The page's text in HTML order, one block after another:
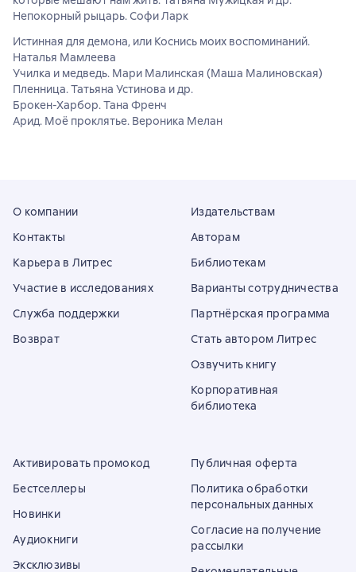
Непокорный рыцарь. Софи Ларк
Истинная для демона, или Коснись моих воспоминаний.
Наталья Мамлеева
Училка и медведь. Мари Малинская (Маша Малиновская)
Пленница. Татьяна Устинова и др.
Брокен-Харбор. Тана Френч
Арид. Моё проклятье. Вероника Мелан
О компании
Контакты
Карьера в Литрес
Участие в исследованиях
Служба поддержки
Возврат
Издательствам
Авторам
Библиотекам
Варианты сотрудничества
Партнёрская программа
Стать автором Литрес
Озвучить книгу
Корпоративная
библиотека
Активировать промокод
Бестселлеры
Новинки
Аудиокниги
Эксклюзивы
Публичная оферта
Политика обработки
персональных данных
Согласие на получение
рассылки